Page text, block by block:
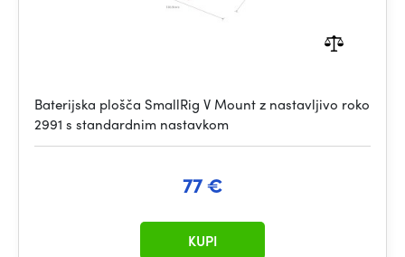
Baterijska plošča SmallRig V Mount z nastavljivo roko
2991 s standardnim nastavkom
77 €
KUPI